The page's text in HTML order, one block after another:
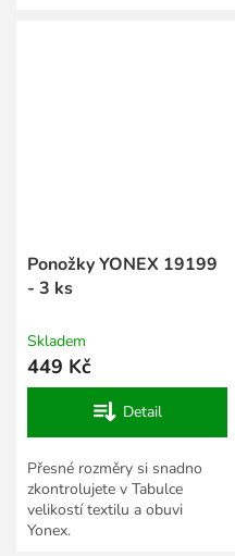
Ponožky YONEX 19199
- 3 ks
Skladem
449 Kč
Detail
Přesné rozměry si snadno
zkontrolujete v Tabulce
velikostí textilu a obuvi
Yonex.